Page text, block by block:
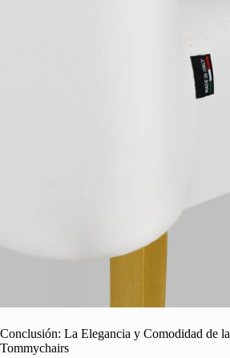
Conclusión: La Elegancia y Comodidad de
Tommychairs